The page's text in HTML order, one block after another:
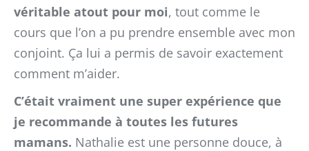
véritable atout pour moi, tout comme le
cours que l’on a pu prendre ensemble avec mon
conjoint. Ça lui a permis de savoir exactement
comment m’aider.
C’était vraiment une super expérience que
je recommande à toutes les futures
mamans. Nathalie est une personne douce, à